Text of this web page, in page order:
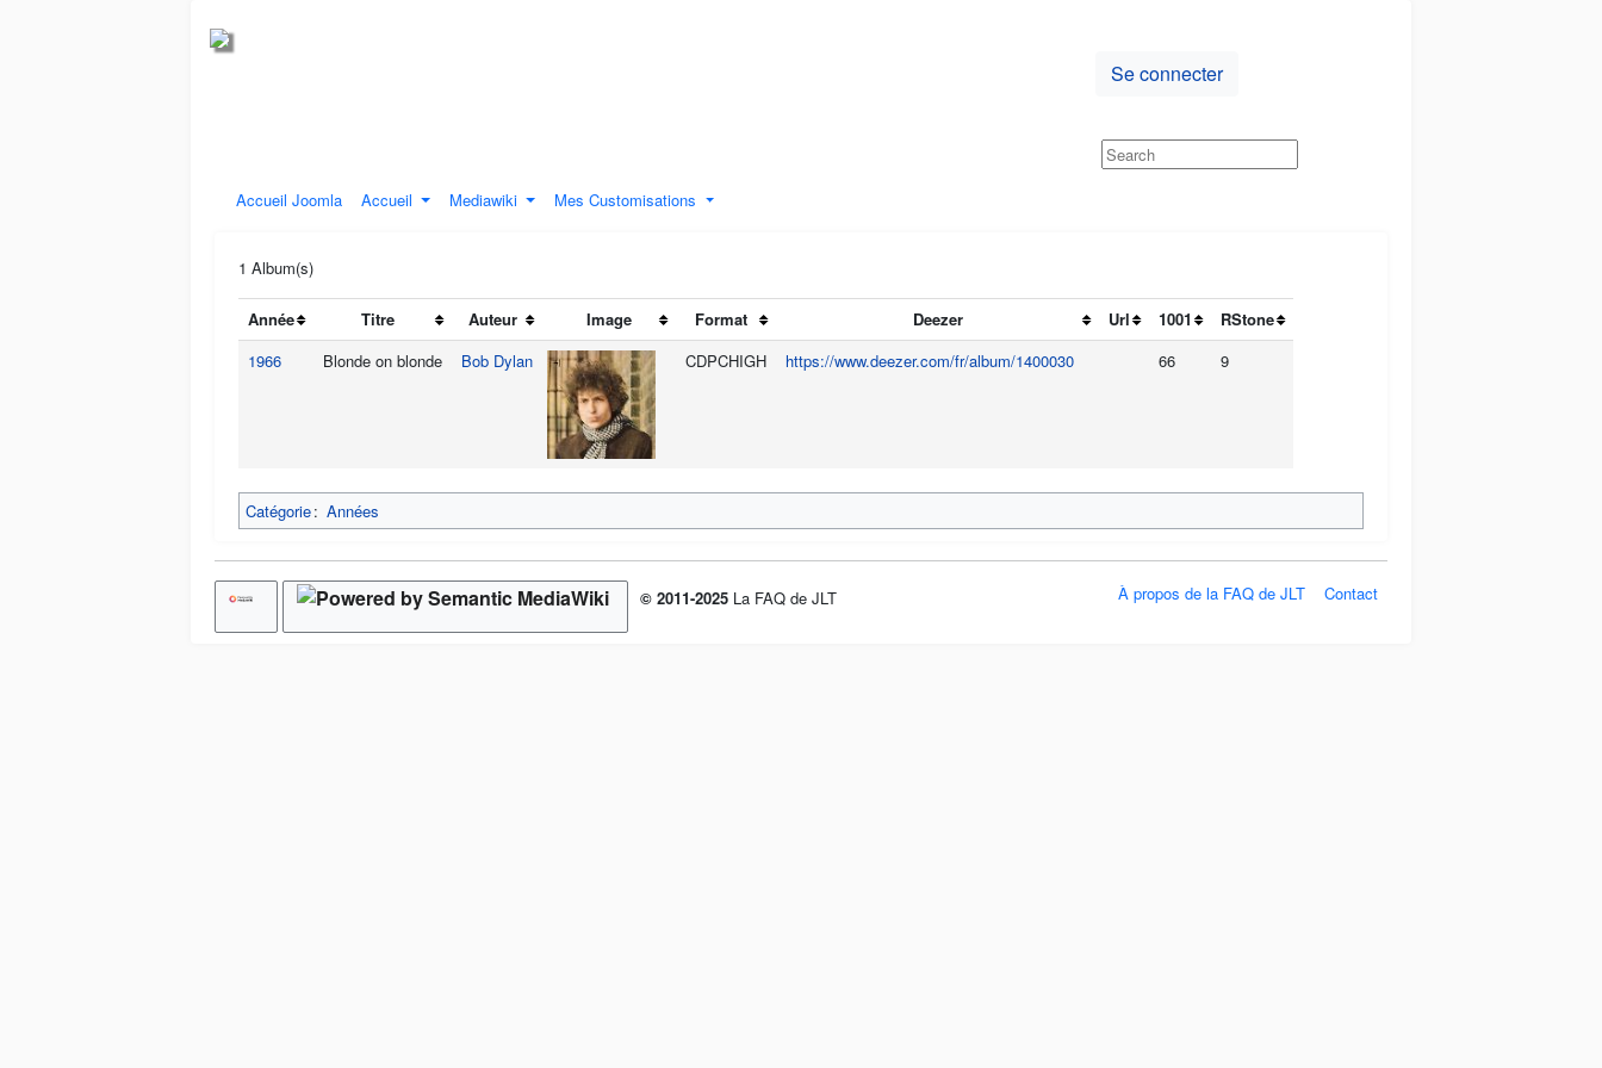
Se connecter
Accueil Joomla Accueil Mediawiki Mes Customisations
1 Album(s)
Année Titre Auteur Image Format Deezer Url 1001
RStone
1966
Blonde on blonde Bob Dylan CDPCHIGH https://www.deezer.com/fr/album/1400030 66 9
Catégorie: Années
© 2011-2025 La FAQ de JLT À propos de la FAQ de JLT Contact